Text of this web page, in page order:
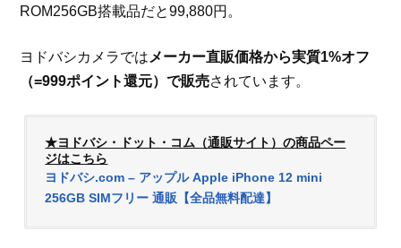
ROM256GB搭載品だと99,880円。
ヨドバシカメラでは メーカー直販価格から実質1%オフ
（=999ポイント還元）で販売されています。
★ヨドバシ・ドット・コム（通販サイト）の商品ペー
ジはこちら
ヨドバシ.com – アップル Apple iPhone 12 mini
256GB SIMフリー 通販【全品無料配達】